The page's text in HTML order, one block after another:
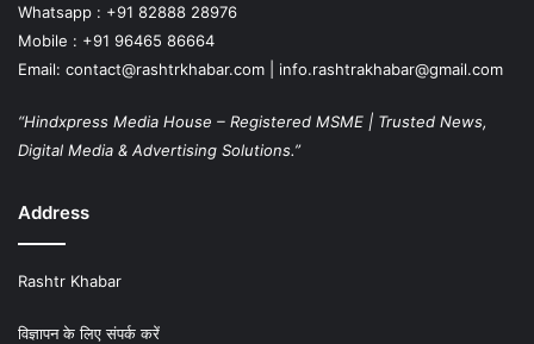
Whatsapp : +91 82888 28976
Mobile : +91 96465 86664
Email: contact@rashtrkhabar.com | info.rashtrakhabar@gmail.com
“Hindxpress Media House – Registered MSME | Trusted News,
Digital Media & Advertising Solutions.”
Address
Rashtr Khabar
विज्ञापन के लिए संपर्क करें